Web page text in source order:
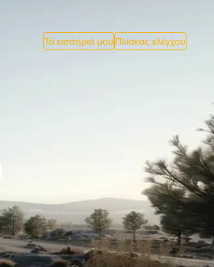
Τα εισιτήριά μου Πίνακας ελέγχου